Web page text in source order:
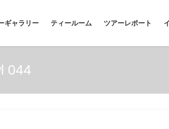
ギャラリー ティールーム ツアーレポート
044